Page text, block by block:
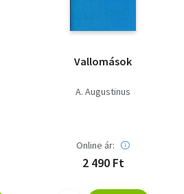
Vallomások
A. Augustinus
Online ár:
2 490 Ft